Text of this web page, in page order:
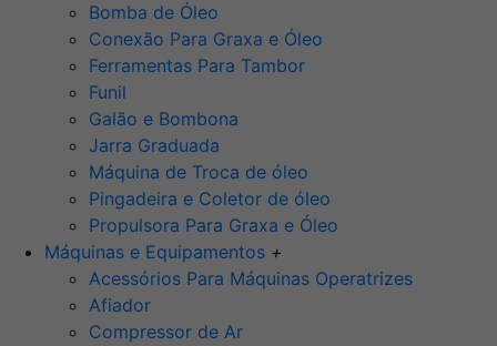
Bomba de Óleo
Conexão Para Graxa e Óleo
Ferramentas Para Tambor
Funil
Galão e Bombona
Jarra Graduada
Máquina de Troca de óleo
Pingadeira e Coletor de óleo
Propulsora Para Graxa e Óleo
Máquinas e Equipamentos +
Acessórios Para Máquinas Operatrizes
Afiador
Compressor de Ar